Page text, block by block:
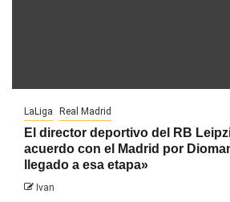
LaLiga Real Madrid
El director deportivo del RB
acuerdo con el Madrid por
llegado a esa etapa»
Ivan